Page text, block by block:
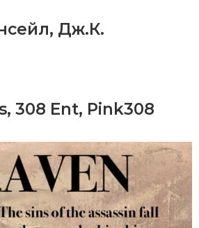
, Дж.К.
, 308 Ent, Pink308